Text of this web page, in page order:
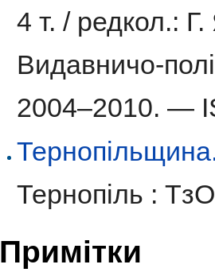
4 т. /редкол.: Г.
Видавничо-
2004–2010. —
Тернопільщина.
Тернопіль :
Примітки